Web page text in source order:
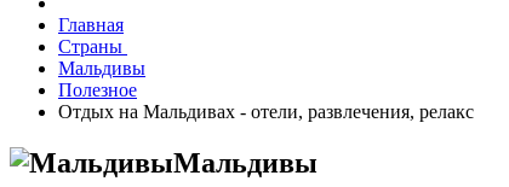
Главная
Страны
Мальдивы
Полезное
Отдых на Мальдивах - отели, развлечения, релакс
Мальдивы